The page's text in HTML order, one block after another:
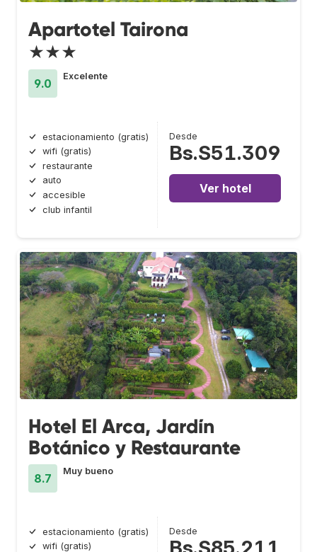
Apartotel Tairona
★★★
9.0
Excelente
estacionamiento (gratis)
wifi (gratis)
restaurante
auto
accesible
club infantil
Desde
Bs.S51.309
Ver hotel
Hotel El Arca, Jardín
Botánico y Restaurante
8.7
Muy bueno
estacionamiento (gratis)
wifi (gratis)
Desde